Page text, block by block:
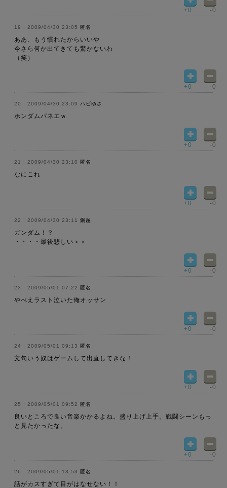
+0 -0
2009/04/30 23:05 匿名
ああ、もう慣れたからいいや
今さら何か出てきても驚かないわ
（笑）
+0 -0
2009/04/30 23:09 ハピゆさ
ホンダムパネエｗ
+0 -0
2009/04/30 23:10 匿名
なにこれ
+0 -0
2009/04/30 23:11 鋼越
ガンダム！？
・・・・最後悲しい＞＜
+0 -0
2009/05/01 07:22 匿名
やべえラスト泣いた俺オッサン
+0 -0
2009/05/01 09:13 匿名
文句いう奴はゲームして出直してきな！
+0 -0
2009/05/01 09:52 匿名
良いところで良い音楽かかるよね。盛り上げ上手。戦闘シーンもっ
と見たかったな。
+0 -0
2009/05/01 13:53 匿名
話がカスすぎて目がはなせない！！